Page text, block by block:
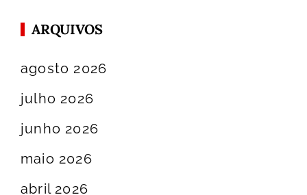
ARQUIVOS
agosto 2026
julho 2026
junho 2026
maio 2026
abril 2026